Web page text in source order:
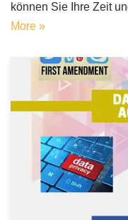
können Sie Ihre Zeit
More »